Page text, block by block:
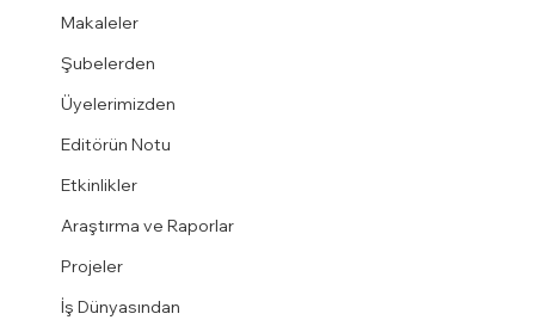
Makaleler
Şubelerden
Üyelerimizden
Editörün Notu
Etkinlikler
Araştırma ve Raporlar
Projeler
İş Dünyasından